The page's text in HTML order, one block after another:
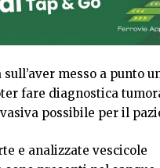
messo a punto
fare diagnostica
possibile per il
e analizzate vescicole